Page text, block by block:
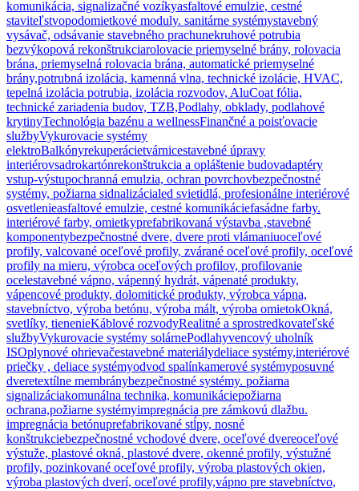
komunikácia, signalizačné vozíkyasfaltové emulzie, cestné
staviteľstvopodomietkové moduly. sanitárne systémystavebný
vysávač, odsávanie stavebného prachunekruhové potrubia
bezvýkopová rekonštrukciarolovacie priemyselné brány, rolovacia
brána, priemyselná rolovacia brána, automatické priemyselné
brány,potrubná izolácia, kamenná vlna, technické izolácie, HVAC,
tepelná izolácia potrubia, izolácia rozvodov, AluCoat fólia,
technické zariadenia budov, TZB,Podlahy, obklady, podlahové
krytinyTechnológia bazénu a wellnessFinančné a poisťovacie
službyVykurovacie systémy
elektroBalkónyrekuperácietvárnicestavebné úpravy
interiérovsadrokartónrekonštrukcia a opláštenie budovadaptéry
vstup-výstupochranná emulzia, ochran povrchovbezpečnostné
systémy, požiarna sidnalizácialed svietidlá, profesionálne interiérové
osvetlenieasfaltové emulzie, cestné komunikáciefasádne farby.
interiérové farby, omietkyprefabrikovaná výstavba ,stavebné
komponentybezpečnostné dvere, dvere proti vlámaniuoceľové
profily, valcované oceľové profily, zvárané oceľové profily, oceľové
profily na mieru, výrobca oceľových profilov, profilovanie
ocelestavebné vápno, vápenný hydrát, vápenaté produkty,
vápencové produkty, dolomitické produkty, výrobca vápna,
stavebníctvo, výroba betónu, výroba mált, výroba omietokOkná,
svetlíky, tienenieKáblové rozvodyRealitné a sprostredkovateľské
službyVykurovacie systémy solárnePodlahyvencový uholník
ISOplynové ohrievačestavebné materiálydeliace systémy,interiérové
priečky , deliace systémyodvod spalínkamerové systémyposuvné
dveretextílne membránybezpečnostné systémy. požiarna
signalizáciakomunálna technika, komunikáciepožiarna
ochrana,požiarne systémyimpregnácia pre zámkovú dlažbu.
impregnácia betónuprefabrikované stĺpy, nosné
konštrukciebezpečnostné vchodové dvere, oceľové dvereoceľové
výstuže, plastové okná, plastové dvere, okenné profily, výstužné
profily, pozinkované oceľové profily, výroba plastových okien,
výroba plastových dverí, oceľové profily,vápno pre stavebníctvo,